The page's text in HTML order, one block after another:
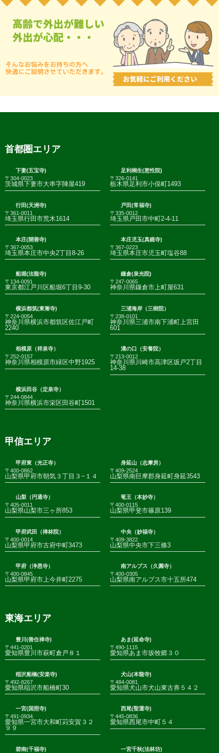
首都圏エリア
下妻(五宝寺)
〒304-0023
茨城県下妻市大串字陣屋419
足利桐生(恵性院)
〒326-0141
栃木県足利市小俣町1493
行田(天洲寺)
〒361-0011
埼玉県行田市荒木1614
戸田(常福寺)
〒335-0012
埼玉県戸田市中町2-4-11
本庄(開善寺)
〒367-0053
埼玉県本庄市中央2丁目8-26
本庄児玉(真鏡寺)
〒367-0223
埼玉県本庄市児玉町塩谷88
船堀(法龍寺)
〒134-0091
東京都江戸川区船堀6丁目9-30
鎌倉(泉光院)
〒247-0065
神奈川県鎌倉市上町屋631
横浜都筑(東漸寺)
〒224-0054
神奈川県横浜市都筑区佐江戸町
2240
三浦海岸（三樹院）
〒238-0101
神奈川県三浦市南下浦町上宮田
601
相模原（祥泉寺）
〒252-0157
神奈川県相模原市緑区中野1925
溝の口（安養院）
〒213-0012
神奈川県川崎市高津区坂戸2丁目
14-38
横浜田谷（定泉寺）
〒244-0844
神奈川県横浜市栄区田谷町1501
甲信エリア
甲府東（光正寺）
〒400-0862
山梨県甲府市朝気３丁目３−１４
身延山（志摩房）
〒409-2524
山梨県南巨摩郡身延町身延3543
山梨（円通寺）
〒405-0011
山梨県山梨市三ヶ所853
竜王（本妙寺）
〒400-0115
山梨県甲斐市篠原139
甲府武田（禅林院）
〒400-0014
山梨県甲府市古府中町3473
中央（妙福寺）
〒409-3822
山梨県中央市下三條3
甲府（浄恩寺）
〒400-0845
山梨県甲府市上今井町2275
南アルプス（久圓寺）
〒400-0305
山梨県南アルプス市十五所474
東海エリア
豊川(善住禅寺)
〒441-0201
愛知県豊川市萩町倉戸８１
あま(延命寺)
〒490-1115
愛知県あま市坂牧郷３０
稲沢船橋(安楽寺)
〒492-8267
愛知県稲沢市船橋町30
犬山(本龍寺)
〒484-0081
愛知県犬山市犬山東古券５４２
一宮(国照寺)
〒491-0934
愛知県一宮市大和町苅安賀３２
９９
西尾(聖運寺)
〒445-0836
愛知県西尾市中町５４
碧南(千福寺)
一宮千秋(法林坊)